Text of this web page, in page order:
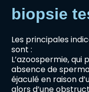
biopsie
Les principales
sont :
L’azoospermie,
absence de
éjaculé en raison
alors d’une